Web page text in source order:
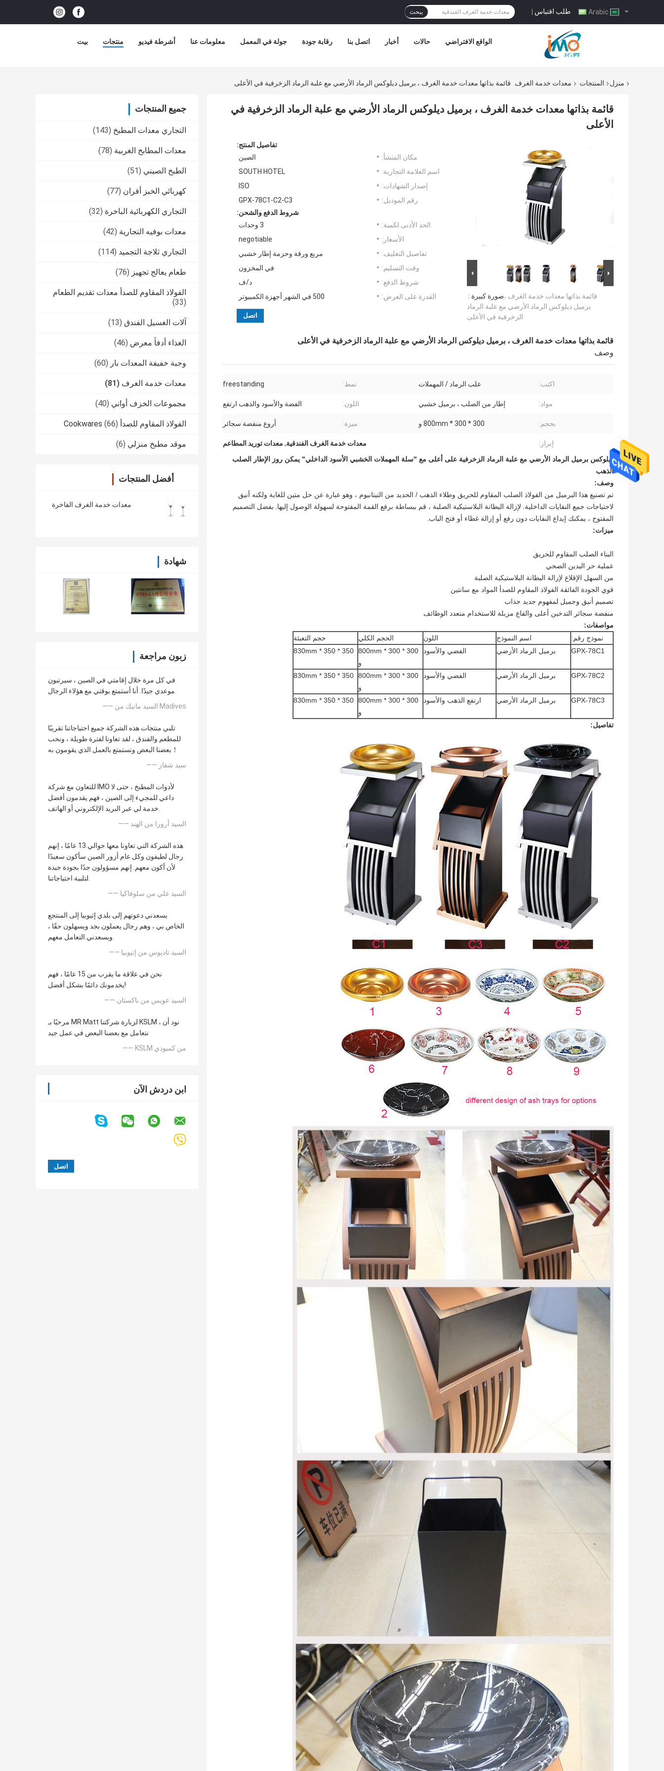
طلب اقتباس | يبحث
بيت منتجات أشرطة فيديو معلومات عنا جولة في المعمل رقابة جودة اتصل بنا أخبار حالات الواقع الافتراضي
منزل المنتجات معدات خدمة الغرف قائمة بذاتها معدات خدمة الغرف ، برميل ديلوكس الرماد الأرضي مع علبة الرماد الزخرفية في الأعلى
جميع المنتجات
التجاري معدات المطبخ (143)
معدات المطابخ الغربية (78)
الطبخ الصيني (51)
كهربائي الخبز أفران (77)
التجاري الكهربائية الباخرة (32)
معدات بوفيه التجارية (42)
التجاري ثلاجة التجميد (114)
طعام يعالج تجهيز (76)
الفولاذ المقاوم للصدأ معدات تقديم الطعام
(33)
آلات الغسيل الفندق (13)
الغذاء أدفأ معرض (46)
وجبة خفيفة المعدات بار (60)
معدات خدمة الغرف (81)
مجموعات الخزف أواني (40)
الفولاذ المقاوم للصدأ Cookwares (66)
موقد مطبخ منزلي (6)
أفضل المنتجات
معدات خدمة الغرف الفاخرة
شهادة
زبون مراجعة
في كل مرة خلال إقامتي في الصين ، سيرتبون
موعدي جيدًا. أنا أستمتع بوقتي مع هؤلاء الرجال.
—— السيد مانيك من Madives
تلبي منتجات هذه الشركة جميع احتياجاتنا تقريبًا
للمطعم والفندق ، لقد تعاونا لفترة طويلة ، ونحب
بعضنا البعض ونستمتع بالعمل الذي يقومون به！
—— سيد شفاز
للتعاون مع شركة IMO لأدوات المطبخ ، حتى لا
داعي للمجيء إلى الصين ، فهم يقدمون أفضل
خدمة لي عبر البريد الإلكتروني أو الهاتف.
—— السيد أرورا من الهند
هذه الشركة التي تعاونا معها حوالي 13 عامًا ، إنهم
رجال لطيفون وكل عام أزور الصين سأكون سعيدًا
لأن أكون معهم. إنهم مسؤولون جدًا بجودة جيدة
لتلبية احتياجاتنا.
—— السيد علي من سلوفاكيا
يسعدني دعوتهم إلى بلدي إثيوبيا إلى المنتجع
الخاص بي ، وهم رجال يعملون بجد ويسهلون حقًا ،
ويسعدني التعامل معهم.
—— السيد تاديوس من إثيوبيا
نحن في علاقة ما يقرب من 15 عامًا ، فهم
يخدمونك دائمًا بشكل أفضل!
—— السيد عويس من باكستان
مرحبًا بـ MR Matt لزيارة شركتنا KSLM ، نود أن
نتعامل مع بعضنا البعض في عمل جيد
—— KSLM من كمبودي
ابن دردش الآن
قائمة بذاتها معدات خدمة الغرف ، برميل ديلوكس الرماد الأرضي مع علبة الرماد الزخرفية في
الأعلى
صورة كبيرة :قائمة بذاتها معدات خدمة الغرف ،
برميل ديلوكس الرماد الأرضي مع علبة الرماد
الزخرفية في الأعلى
تفاصيل المنتج:
مكان المنشأ:
الصين
اسم العلامة التجارية:
SOUTH HOTEL
إصدار الشهادات:
ISO
رقم الموديل:
GPX-78C1-C2-C3
شروط الدفع والشحن:
الحد الأدنى لكمية:
3 وحدات
الأسعار:
negotiable
تفاصيل التغليف:
مربع ورقة وحزمة إطار خشبي
وقت التسليم:
في المخزون
شروط الدفع:
د/ف
القدرة على العرض:
500 في الشهر أجهزة الكمبيوتر
اتصل
قائمة بذاتها معدات خدمة الغرف ، برميل ديلوكس الرماد الأرضي مع علبة الرماد الزخرفية في الأعلى
وصف
اكتب: علب الرماد / المهملات نمط: freestanding
مواد: إطار من الصلب ، برميل خشبي اللون: الفضة والأسود والذهب ارتفع
بحجم: 300 * 300 * 800mm و ميزة: أروع منفضة سجائر
إبراز: معدات خدمة الغرف الفندقية, معدات توريد المطاعم
ديلوكس برميل الرماد الأرضي مع علبة الرماد الزخرفية على أعلى مع "سلة المهملات الخشبي الأسود الداخلي" يمكن روز الإطار الصلب
الذهب
وصف:
تم تصنيع هذا البرميل من الفولاذ الصلب المقاوم للحريق وطلاء الذهب / الحديد من التيتانيوم ، وهو عبارة عن حل متين للغاية ولكنه أنيق
لاحتياجات جمع النفايات الداخلية. لإزالة البطانة البلاستيكية الصلبة ، قم ببساطة برفع القمة المفتوحة لسهولة الوصول إليها. بفضل التصميم
المفتوح ، يمكنك إيداع النفايات دون رفع أو إزالة غطاء أو فتح الباب.
ميزات:
البناء الصلب المقاوم للحريق
عملية حر اليدين الصحي
من السهل الإقلاع لإزالة البطانة البلاستيكية الصلبة
قوي الجودة الفائقة الفولاذ المقاوم للصدأ المواد مع سانتين
تصميم أنيق وجميل لمفهوم جديد جذاب
منفضة سجائر التدخين أعلى والقاع مزبلة للاستخدام متعدد الوظائف
مواصفات:
نموذج رقم:
اسم النموذج اللون الحجم الكلي
حجم التعبئة
GPX-78C1
برميل الرماد الأرضي الفضي والأسود
300 * 300 * 800mm
و
350 * 350 * 830mm
GPX-78C2 برميل الرماد الأرضي الفضي والأسود
300 * 300 * 800mm
و
350 * 350 * 830mm
GPX-78C3 برميل الرماد الأرضي ارتفع الذهب والأسود
300 * 300 * 800mm
و
350 * 350 * 830mm
تفاصيل: